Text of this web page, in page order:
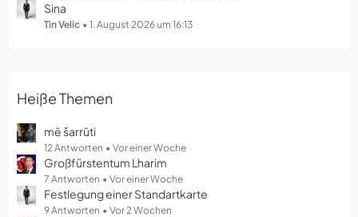
Sina
Tin Velic 1. August 2026 um 16:13
Heiße Themen
mē šarrūti
12 Antworten Vor einer Woche
Großfürstentum Lharim
7 Antworten Vor einer Woche
Festlegung einer Standartkarte
9 Antworten Vor 2 Wochen